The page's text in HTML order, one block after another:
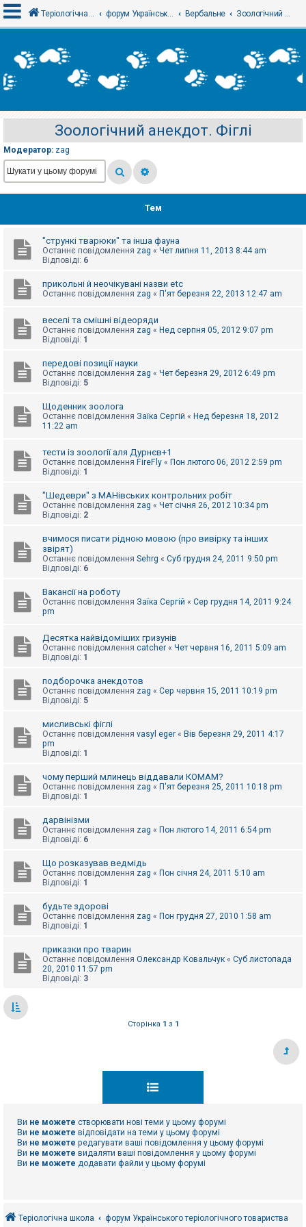
х
і
е
є
с
т
р
а
Т
м
б
з
о
А
т
т
о
у
Д
п
м
а
Теріологічна школа форум Українського теріологічного товариства Вербальне Зоологічний анекдот. Фіглі
Зоологічний анекдот. Фіглі
Модератор: zag
Тем
"стрункі тварюки" та інша фауна
Останнє повідомлення zag « Чет липня 11, 2013 8:44 am
Відповіді: 6
прикольні й неочікувані назви etc
Останнє повідомлення zag « П'ят березня 22, 2013 12:47 am
веселі та смішні відеоряди
Останнє повідомлення zag « Нед серпня 05, 2012 9:07 pm
Відповіді: 1
передові позиції науки
Останнє повідомлення zag « Чет березня 29, 2012 6:49 pm
Відповіді: 5
Щоденник зоолога
Останнє повідомлення Заїка Сергій « Нед березня 18, 2012
11:22 am
тести із зоології аля Дурнєв+1
Останнє повідомлення FireFly « Пон лютого 06, 2012 2:59 pm
Відповіді: 1
"Шедеври" з МАНівських контрольних робіт
Останнє повідомлення zag « Чет січня 26, 2012 10:34 pm
Відповіді: 2
вчимося писати рідною мовою (про вивірку та інших
звірят)
Останнє повідомлення Sehrg « Суб грудня 24, 2011 9:50 pm
Відповіді: 6
Вакансії на роботу
Останнє повідомлення Заїка Сергій « Сер грудня 14, 2011 9:24
pm
Десятка найвідоміших гризунів
Останнє повідомлення catcher « Чет червня 16, 2011 5:09 am
Відповіді: 1
подборочка анекдотов
Останнє повідомлення zag « Сер червня 15, 2011 10:19 pm
Відповіді: 5
мисливські фіглі
Останнє повідомлення vasyl eger « Вів березня 29, 2011 4:17
pm
Відповіді: 1
чому перший млинець віддавали КОМАМ?
Останнє повідомлення zag « П'ят березня 25, 2011 10:18 pm
Відповіді: 1
дарвінізми
Останнє повідомлення zag « Пон лютого 14, 2011 6:54 pm
Відповіді: 6
Що розказував ведмідь
Останнє повідомлення zag « Пон січня 24, 2011 5:10 am
Відповіді: 1
будьте здорові
Останнє повідомлення zag « Пон грудня 27, 2010 1:58 am
Відповіді: 1
приказки про тварин
Останнє повідомлення Олександр Ковальчук « Суб листопада
20, 2010 11:57 pm
Відповіді: 3
Сторінка 1 з 1
Ви не можете створювати нові теми у цьому форумі
Ви не можете відповідати на теми у цьому форумі
Ви не можете редагувати ваші повідомлення у цьому форумі
Ви не можете видаляти ваші повідомлення у цьому форумі
Ви не можете додавати файли у цьому форумі
Теріологічна школа форум Українського теріологічного товариства